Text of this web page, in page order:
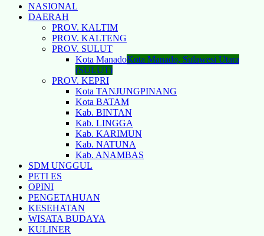
NASIONAL
DAERAH
PROV. KALTIM
PROV. KALTENG
PROV. SULUT
Kota ManadoKota Manado, Sulawesi Utara
(SULUT)
PROV. KEPRI
Kota TANJUNGPINANG
Kota BATAM
Kab. BINTAN
Kab. LINGGA
Kab. KARIMUN
Kab. NATUNA
Kab. ANAMBAS
SDM UNGGUL
PETI ES
OPINI
PENGETAHUAN
KESEHATAN
WISATA BUDAYA
KULINER